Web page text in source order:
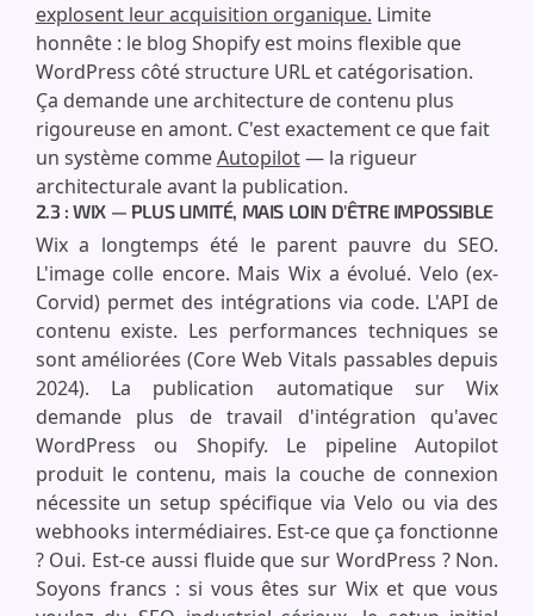
explosent leur acquisition organique. Limite
honnête : le blog Shopify est moins flexible que
WordPress côté structure URL et catégorisation.
Ça demande une architecture de contenu plus
rigoureuse en amont. C'est exactement ce que fait
un système commeAutopilot— la rigueur
architecturale avant la publication.
2.3 : WIX — PLUS LIMITÉ, MAIS LOIN D'ÊTRE IMPOSSIBLE
Wix a longtemps été le parent pauvre du SEO.
L'image colle encore. Mais Wix a évolué. Velo (ex-
Corvid) permet des intégrations via code. L'API de
contenu existe. Les performances techniques se
sont améliorées (Core Web Vitals passables depuis
2024). La publication automatique sur Wix
demande plus de travail d'intégration qu'avec
WordPress ou Shopify. Le pipeline Autopilot
produit le contenu, mais la couche de connexion
nécessite un setup spécifique via Velo ou via des
webhooks intermédiaires. Est-ce que ça fonctionne
? Oui. Est-ce aussi fluide que sur WordPress ? Non.
Soyons francs : si vous êtes sur Wix et que vous